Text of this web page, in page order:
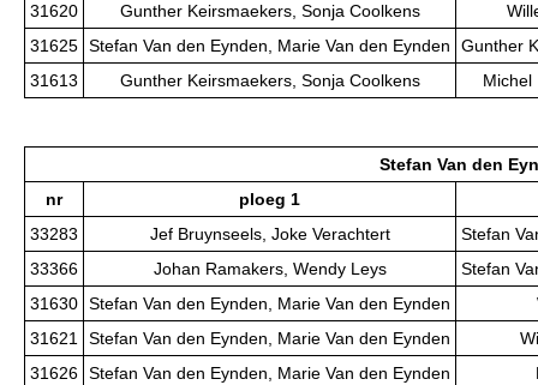
31620
Gunther Keirsmaekers, Sonja Coolkens
31625 Stefan Van den Eynden, Marie Van den Eynden
Gunther
31613
Gunther Keirsmaekers, Sonja Coolkens Michel
Stefan Van den
nr
ploeg 1
33283
Jef Bruynseels, Joke Verachtert
Stefan
33366
Johan Ramakers, Wendy Leys
Stefan
31630 Stefan Van den Eynden, Marie Van den Eynden
31621 Stefan Van den Eynden, Marie Van den Eynden
31626 Stefan Van den Eynden, Marie Van den Eynden